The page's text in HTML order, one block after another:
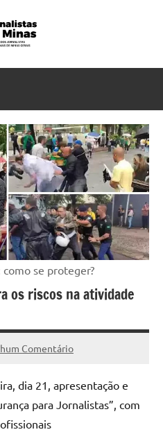
se proteger?
os riscos na atividade
Comentário
dia 21, apresentação e
para Jornalistas”, com